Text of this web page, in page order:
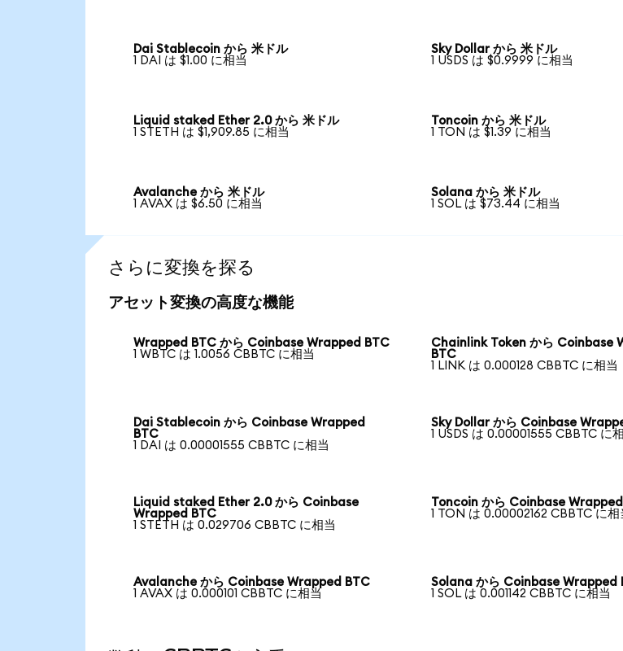
Dai Stablecoin から 米ドル
1 DAI は $1.00 に相当
Sky Dollar から 米ドル
1 USDS は $0.9999 に相当
Liquid staked Ether 2.0 から 米ドル
1 STETH は $1,909.85 に相当
Toncoin から 米ドル
1 TON は $1.39 に相当
Avalanche から 米ドル
1 AVAX は $6.50 に相当
Solana から 米ドル
1 SOL は $73.44 に相当
さらに変換を探る
アセット変換の高度な機能
Wrapped BTC から Coinbase Wrapped BTC
1 WBTC は 1.0056 CBBTC に相当
Chainlink Token から Coinbase
BTC
1 LINK は 0.000128 CBBTC に相当
Dai Stablecoin から Coinbase Wrapped
BTC
1 DAI は 0.00001555 CBBTC に相当
Sky Dollar から Coinbase
1 USDS は 0.00001555 CBBTC に
Liquid staked Ether 2.0 から Coinbase
Wrapped BTC
1 STETH は 0.029706 CBBTC に相当
Toncoin から Coinbase
1 TON は 0.00002162 CBBTC に相
Avalanche から Coinbase Wrapped BTC
1 AVAX は 0.000101 CBBTC に相当
Solana から Coinbase Wrapped
1 SOL は 0.001142 CBBTC に相当